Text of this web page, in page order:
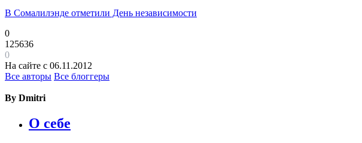
В Сомалилэнде отметили День независимости
0
125636
0
На сайте с 06.11.2012
Все авторы Все блоггеры
By Dmitri
О себе